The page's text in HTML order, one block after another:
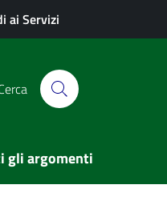
ai Servizi
gli argomenti